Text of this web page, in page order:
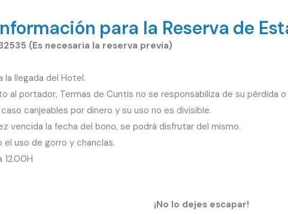
para la Reserva de
(Es necesaria la reserva previa)
llegada del Hotel.
al portador, Termas de Cuntis no se responsabiliza de su pérdida
canjeables por dinero y su uso no es divisible.
vencida la fecha del bono, se podrá disfrutar del mismo.
el uso de gorro y chanclas.
12.00H
¡No lo dejes escapar!